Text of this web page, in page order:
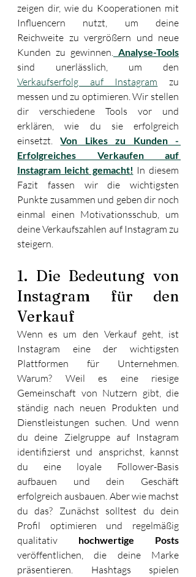
zeigen dir, wie du Kooperationen mit
Influencern nutzt, um deine
Reichweite zu vergrößern und neue
Kunden zu gewinnen.
Analyse-Tools
Verkaufserfolg auf Instagram zu
messen und zu optimieren. Wir stellen
dir verschiedene Tools vor und
erklären, wie du sie erfolgreich
einsetzt. Von Likes zu Kunden -
Erfolgreiches Verkaufen auf
Instagram leicht gemacht! In diesem
Fazit fassen wir die wichtigsten
Punkte zusammen und geben dir noch
einmal einen Motivationsschub, um
deine Verkaufszahlen auf Instagram zu
steigern.
1. Die Bedeutung von
Instagram für den
Verkauf
Wenn es um den Verkauf geht, ist
Instagram eine der wichtigsten
Plattformen für Unternehmen.
Warum? Weil es eine riesige
Gemeinschaft von Nutzern gibt, die
ständig nach neuen Produkten und
Dienstleistungen suchen. Und wenn
du deine Zielgruppe auf Instagram
identifizierst und ansprichst, kannst
du eine loyale Follower-Basis
aufbauen und dein Geschäft
erfolgreich ausbauen. Aber wie machst
du das? Zunächst solltest du dein
Profil optimieren und regelmäßig
qualitativ hochwertige Posts
veröffentlichen, die deine Marke
präsentieren. Hashtags spielen